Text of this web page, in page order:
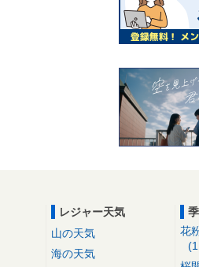
レジャー天気
山の天気
海の天気
花